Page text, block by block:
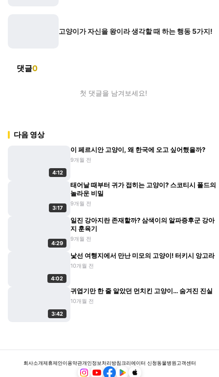
고양이가 자신을 왕이라 생각할 때 하는 행동 5가지!
댓글0
첫 댓글을 남겨보세요!
다음 영상
4:12
이 페르시안 고양이, 왜 한국에 오고 싶어했을까?
9개월 전
3:17
태어날 때부터 귀가 접히는 고양이? 스코티시 폴드의
놀라운 비밀
9개월 전
4:29
일진 강아지란 존재할까? 삼색이의 알파증후군 강아
지 훈육기
9개월 전
4:02
낯선 여행지에서 만난 미모의 고양이! 터키시 앙고라
10개월 전
3:42
귀엽기만 한 줄 알았던 먼치킨 고양이… 숨겨진 진실
10개월 전
회사소개제휴제안이용약관개인정보처리방침크리에이터 신청동물병원고객센터